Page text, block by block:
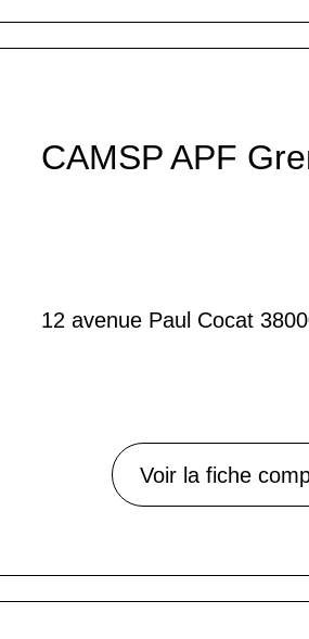
CAMSP APF
12 avenue Paul Cocat
Voir la fiche